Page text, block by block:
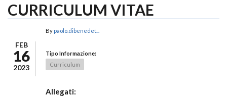
CURRICULUM VITAE
FEB
16
2023
By paolo.dibenedet...
Tipo Informazione:
Curriculum
Allegati: